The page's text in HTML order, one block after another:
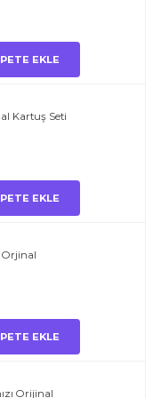
EKLE
Kartuş Seti
EKLE
Orjinal
EKLE
Orijinal